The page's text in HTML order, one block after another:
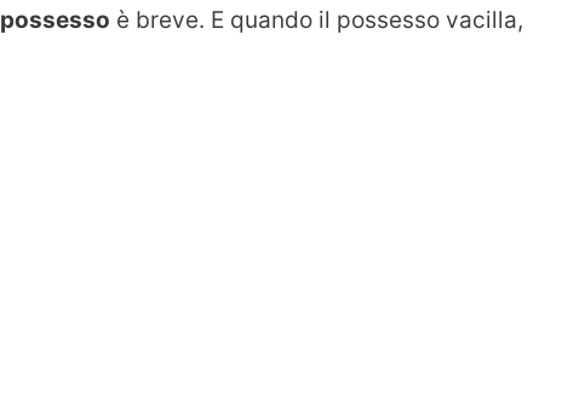
possesso è breve. E quando il possesso vacilla,